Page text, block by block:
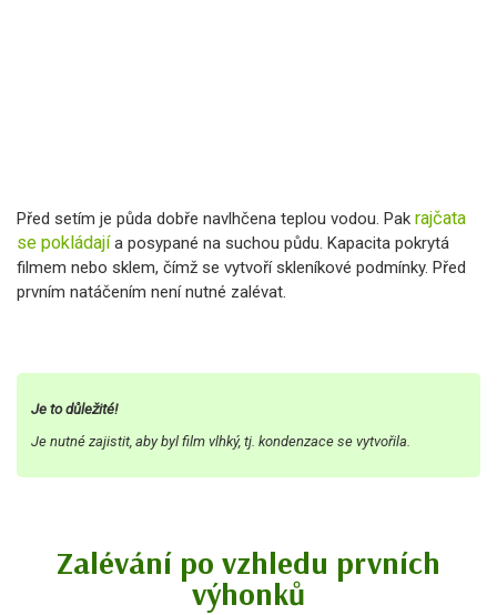
Před setím je půda dobře navlhčena teplou vodou. Pak rajčata
se pokládajía posypané na suchou půdu. Kapacita pokrytá
filmem nebo sklem, čímž se vytvoří skleníkové podmínky. Před
prvním natáčením není nutné zalévat.
Je to důležité!
Je nutné zajistit, aby byl film vlhký, tj. kondenzace se vytvořila.
Zalévání po vzhledu prvních
výhonků